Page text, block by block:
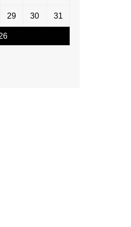
29 30 31